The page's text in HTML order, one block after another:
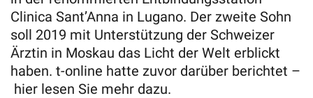
Clinica Sant’Anna in Lugano. Der zweite Sohn
soll 2019 mit Unterstützung der Schweizer
Ärztin in Moskau das Licht der Welt erblickt
haben. t-online hatte zuvor darüber berichtet –
hier lesen Sie mehr dazu.